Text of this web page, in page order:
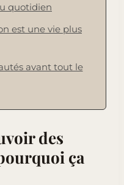
quotidien
est une vie plus
avant tout le
des
ça